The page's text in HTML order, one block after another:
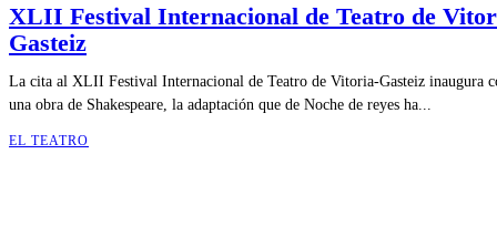
XLII Festival Internacional de Teatro de
Gasteiz
La cita al XLII Festival Internacional de Teatro de Vitoria-Gasteiz inaugura
una obra de Shakespeare, la adaptación que de Noche de reyes ha...
EL TEATRO